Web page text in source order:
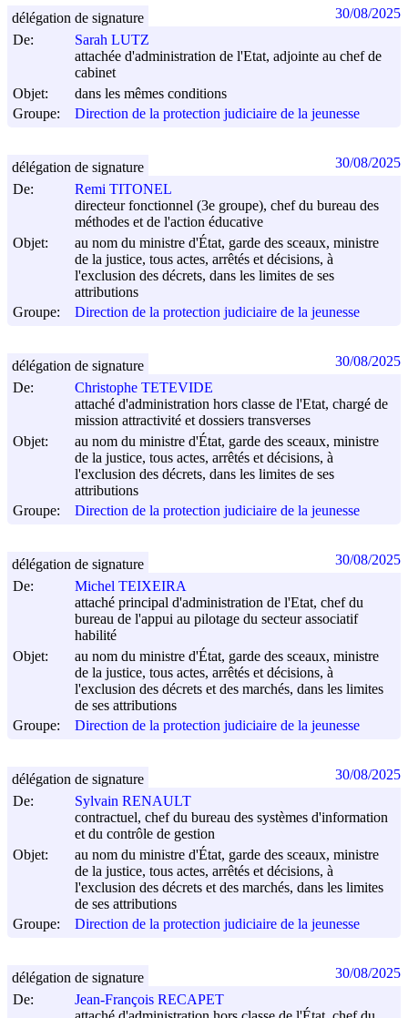
De:
Sarah LUTZ
attachée d'administration de l'Etat, adjointe au chef de
cabinet
Objet:
dans les mêmes conditions
Groupe:
Direction de la protection judiciaire de la jeunesse
délégation de signature 30/08/2025
De:
Remi TITONEL
directeur fonctionnel (3e groupe), chef du bureau des
méthodes et de l'action éducative
Objet:
au nom du ministre d'État, garde des sceaux, ministre
de la justice, tous actes, arrêtés et décisions, à
l'exclusion des décrets, dans les limites de ses
attributions
Groupe:
Direction de la protection judiciaire de la jeunesse
délégation de signature 30/08/2025
De:
Christophe TETEVIDE
attaché d'administration hors classe de l'Etat, chargé de
mission attractivité et dossiers transverses
Objet:
au nom du ministre d'État, garde des sceaux, ministre
de la justice, tous actes, arrêtés et décisions, à
l'exclusion des décrets, dans les limites de ses
attributions
Groupe:
Direction de la protection judiciaire de la jeunesse
délégation de signature 30/08/2025
De:
Michel TEIXEIRA
attaché principal d'administration de l'Etat, chef du
bureau de l'appui au pilotage du secteur associatif
habilité
Objet:
au nom du ministre d'État, garde des sceaux, ministre
de la justice, tous actes, arrêtés et décisions, à
l'exclusion des décrets et des marchés, dans les limites
de ses attributions
Groupe:
Direction de la protection judiciaire de la jeunesse
délégation de signature 30/08/2025
De:
Sylvain RENAULT
contractuel, chef du bureau des systèmes d'information
et du contrôle de gestion
Objet:
au nom du ministre d'État, garde des sceaux, ministre
de la justice, tous actes, arrêtés et décisions, à
l'exclusion des décrets et des marchés, dans les limites
de ses attributions
Groupe:
Direction de la protection judiciaire de la jeunesse
délégation de signature 30/08/2025
De:
Jean-François RECAPET
délégation de signature 30/08/2025